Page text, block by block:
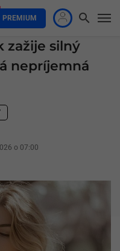
PREMIUM
zažije silný
nepríjemná
o 07:00